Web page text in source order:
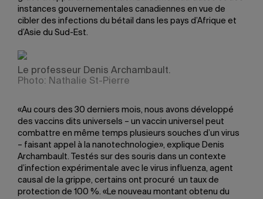
instances gouvernementales canadiennes en vue de
cibler des infections du bétail dans les pays d’Afrique et
d’Asie du Sud-Est.
Le professeur Denis Archambault.
Photo: Nathalie St-Pierre
«Au cours des 30 derniers mois, nous avons développé
des vaccins dits universels – un vaccin universel peut
combattre en même temps plusieurs souches d’un virus
– faisant appel à la nanotechnologie», explique Denis
Archambault. Testés sur des souris dans un contexte
d’infection expérimentale avec le virus influenza, agent
causal de la grippe, certains ont procuré un taux de
protection de 100 %. «Le nouveau montant obtenu du